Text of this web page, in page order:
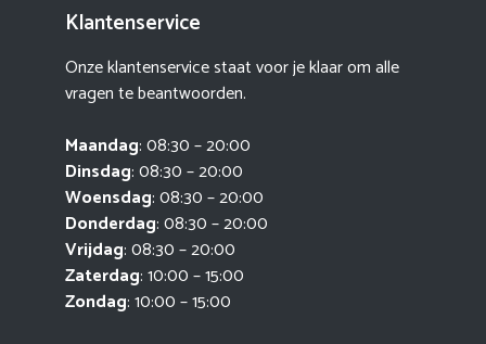
Klantenservice
Onze klantenservice staat voor je klaar om alle
vragen te beantwoorden.
Maandag: 08:30 – 20:00
Dinsdag: 08:30 – 20:00
Woensdag: 08:30 – 20:00
Donderdag: 08:30 – 20:00
Vrijdag: 08:30 – 20:00
Zaterdag: 10:00 – 15:00
Zondag: 10:00 – 15:00